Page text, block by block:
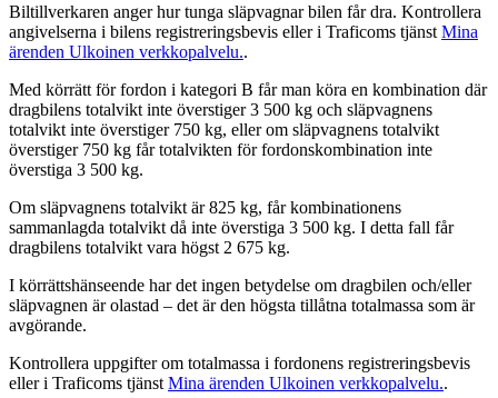
Biltillverkaren anger hur tunga släpvagnar bilen får dra. Kontrollera
angivelserna i bilens registreringsbevis eller i Traficoms tjänst Mina
ärenden Ulkoinen verkkopalvelu..
Med körrätt för fordon i kategori B får man köra en kombination där
dragbilens totalvikt inte överstiger 3 500 kg och släpvagnens
totalvikt inte överstiger 750 kg, eller om släpvagnens totalvikt
överstiger 750 kg får totalvikten för fordonskombination inte
överstiga 3 500 kg.
Om släpvagnens totalvikt är 825 kg, får kombinationens
sammanlagda totalvikt då inte överstiga 3 500 kg. I detta fall får
dragbilens totalvikt vara högst 2 675 kg.
I körrättshänseende har det ingen betydelse om dragbilen och/eller
släpvagnen är olastad – det är den högsta tillåtna totalmassa som är
avgörande.
Kontrollera uppgifter om totalmassa i fordonens registreringsbevis
eller i Traficoms tjänst Mina ärenden Ulkoinen verkkopalvelu..